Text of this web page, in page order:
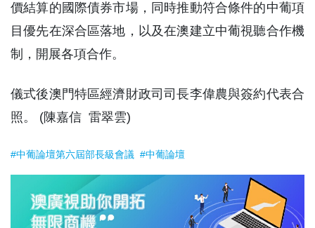
價結算的國際債券市場，同時推動符合條件的中葡項
目優先在深合區落地，以及在澳建立中葡視聽合作機
制，開展各項合作。
儀式後澳門特區經濟財政司司長李偉農與簽約代表合
照。 (陳嘉信 雷翠雲)
#中葡論壇第六屆部長級會議 #中葡論壇